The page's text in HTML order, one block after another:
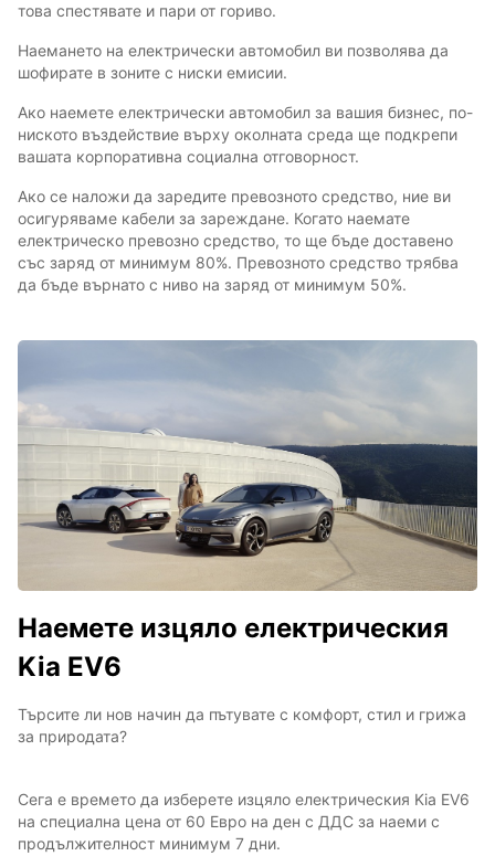
това спестявате и пари от гориво.
Наемането на електрически автомобил ви позволява да
шофирате в зоните с ниски емисии.
Ако наемете електрически автомобил за вашия бизнес, по-
ниското въздействие върху околната среда ще подкрепи
вашата корпоративна социална отговорност.
Ако се наложи да заредите превозното средство, ние ви
осигуряваме кабели за зареждане. Когато наемате
електрическо превозно средство, то ще бъде доставено
със заряд от минимум 80%. Превозното средство трябва
да бъде върнато с ниво на заряд от минимум 50%.
Наемете изцяло електрическия
Kia EV6
Търсите ли нов начин да пътувате с комфорт, стил и грижа
за природата?
Сега е времето да изберете изцяло електрическия Kia EV6
на специална цена от 60 Евро на ден с ДДС за наеми с
продължителност минимум 7 дни.